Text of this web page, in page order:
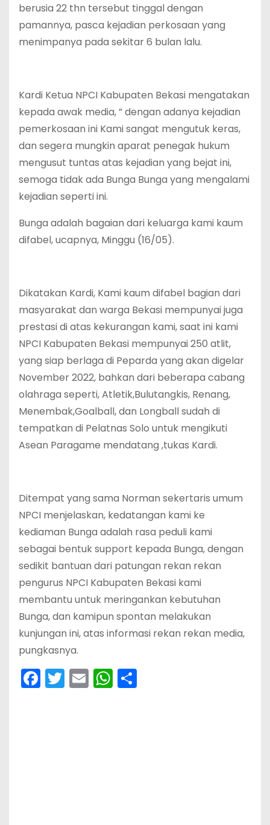
berusia 22 thn tersebut tinggal dengan
pamannya, pasca kejadian perkosaan yang
menimpanya pada sekitar 6 bulan lalu.
Kardi Ketua NPCI Kabupaten Bekasi mengatakan
kepada awak media, ” dengan adanya kejadian
pemerkosaan ini Kami sangat mengutuk keras,
dan segera mungkin aparat penegak hukum
mengusut tuntas atas kejadian yang bejat ini,
semoga tidak ada Bunga Bunga yang mengalami
kejadian seperti ini.
Bunga adalah bagaian dari keluarga kami kaum
difabel, ucapnya, Minggu (16/05).
Dikatakan Kardi, Kami kaum difabel bagian dari
masyarakat dan warga Bekasi mempunyai juga
prestasi di atas kekurangan kami, saat ini kami
NPCI Kabupaten Bekasi mempunyai 250 atlit,
yang siap berlaga di Peparda yang akan digelar
November 2022, bahkan dari beberapa cabang
olahraga seperti, Atletik,Bulutangkis, Renang,
Menembak,Goalball, dan Longball sudah di
tempatkan di Pelatnas Solo untuk mengikuti
Asean Paragame mendatang ,tukas Kardi.
Ditempat yang sama Norman sekertaris umum
NPCI menjelaskan, kedatangan kami ke
kediaman Bunga adalah rasa peduli kami
sebagai bentuk support kepada Bunga, dengan
sedikit bantuan dari patungan rekan rekan
pengurus NPCI Kabupaten Bekasi kami
membantu untuk meringankan kebutuhan
Bunga, dan kamipun spontan melakukan
kunjungan ini, atas informasi rekan rekan media,
pungkasnya.
F
a
T
w
E
m
W
h